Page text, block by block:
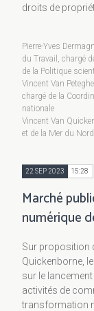
droits de
Pierre-Yves
du Travail, chargé
de la Politique
Vincent Van
chargé de la
nationale
Vincent Van
et de la Mer du Nord
22 SEP 2023 15:28
Marché
numérique
Sur proposition
Quickenborne,
sur le
activités de
transformation